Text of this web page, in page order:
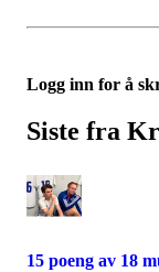
Logg inn for å
Siste fra
15 poeng av 18